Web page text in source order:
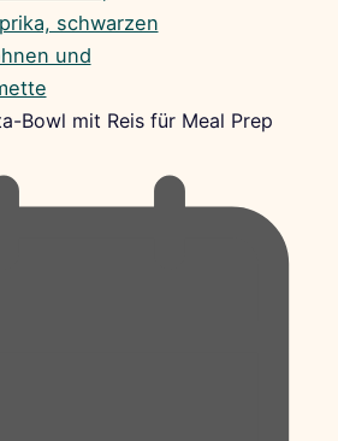
Bowl mit Reis für Meal Prep